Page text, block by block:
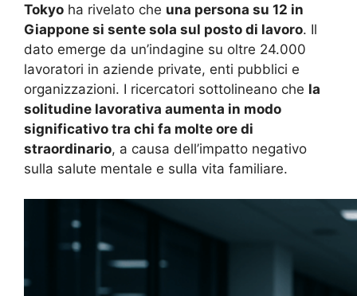
Tokyo ha rivelato che una persona su 12 in
Giappone si sente sola sul posto di lavoro. Il
dato emerge da un’indagine su oltre 24.000
lavoratori in aziende private, enti pubblici e
organizzazioni. I ricercatori sottolineano che la
solitudine lavorativa aumenta in modo
significativo tra chi fa molte ore di
straordinario, a causa dell’impatto negativo
sulla salute mentale e sulla vita familiare.